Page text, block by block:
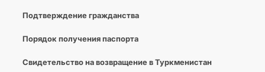
Подтверждение гражданства
Порядок получения паспорта
Свидетельство на возвращение в Туркменистан